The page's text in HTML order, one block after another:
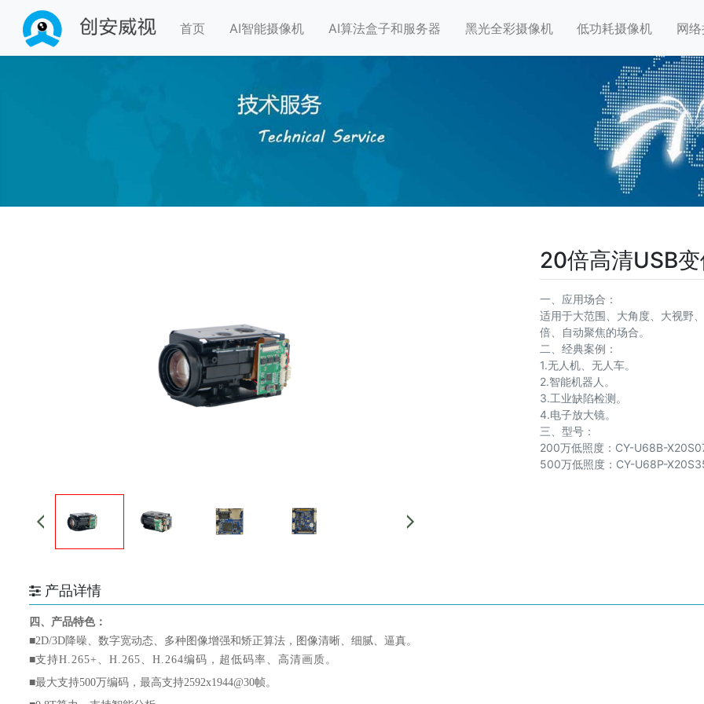
首页 AI智能摄像机 AI算法盒子和服务器 黑光全彩摄像机 低功耗摄像机 网
20倍高清USB
一、应用场合：
适用于大范围、大角度、大视野
倍、自动聚焦的场合。
二、经典案例：
1.无人机、无人车。
2.智能机器人。
3.工业缺陷检测。
4.电子放大镜。
三、型号：
200万低照度：CY-U68B-
500万低照度：CY-U68P-
产品详情
四、产品特色：
■2D/3D降噪、数字宽动态、多种图像增强和矫正算法，图像清晰、细腻、逼真。
■支持H.265+、H.265、H.264编码，超低码率、高清画质。
■最大支持500万编码，最高支持2592x1944@30帧。